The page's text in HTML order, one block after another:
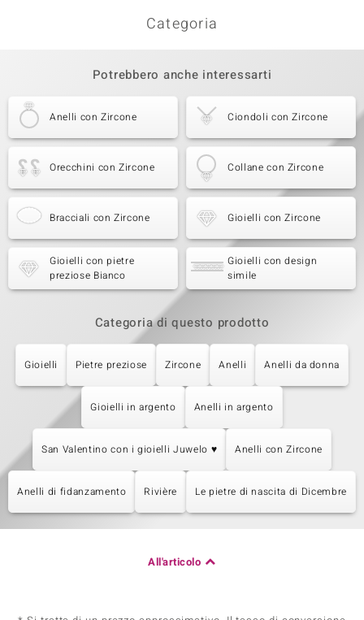
Categoria
Potrebbero anche interessarti
Anelli con Zircone Ciondoli con Zircone
Orecchini con Zircone Collane con Zircone
Bracciali con Zircone Gioielli con Zircone
Gioielli con pietre
preziose Bianco
Gioielli con design
simile
Categoria di questo prodotto
Gioielli Pietre preziose Zircone Anelli Anelli da donna
Gioielli in argento Anelli in argento
San Valentino con i gioielli Juwelo ♥ Anelli con Zircone
Anelli di fidanzamento Rivière Le pietre di nascita di Dicembre
All'articolo